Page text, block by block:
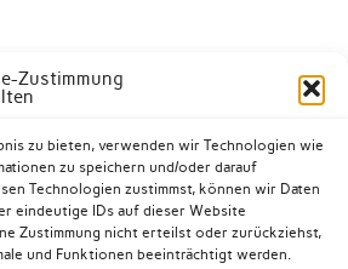
Zustimmung
zu bieten, verwenden wir Technologien wie
zu speichern und/oder darauf
Technologien zustimmst, können wir Daten
eindeutige IDs auf dieser Website
Zustimmung nicht erteilst oder zurückziehst,
und Funktionen beeinträchtigt werden.